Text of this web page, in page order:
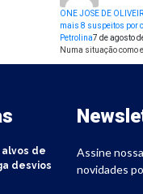
ONE JOSE DE
mais 8 suspeitos por
Petrolina7 de agosto
Numa situação como
alvos de
desvios
Assine
novidades